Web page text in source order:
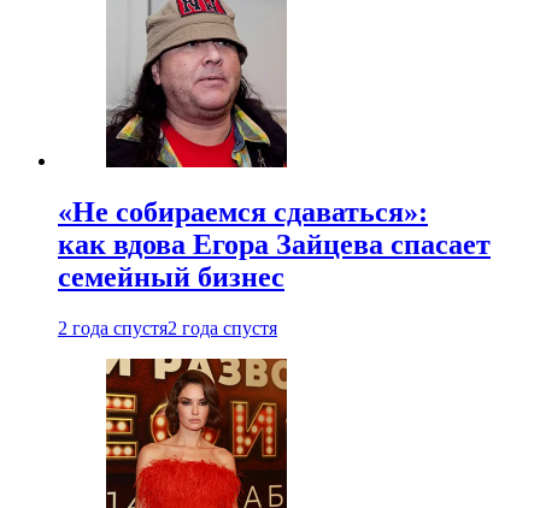
«Не собираемся сдаваться»:
как вдова Егора Зайцева спасает
семейный бизнес
2 года спустя2 года спустя